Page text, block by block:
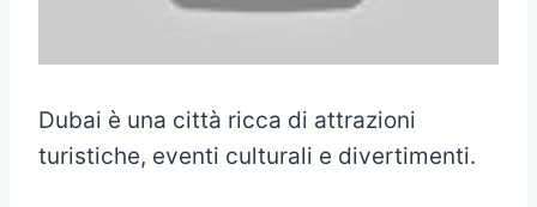
Dubai è una città ricca di attrazioni
turistiche, eventi culturali e divertimenti.